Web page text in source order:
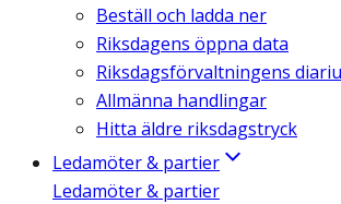
Beställ och ladda ner
Riksdagens öppna data
Riksdagsförvaltningens
Allmänna handlingar
Hitta äldre riksdagstryck
Ledamöter & partier
Ledamöter & partier